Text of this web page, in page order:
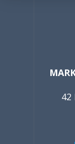
42